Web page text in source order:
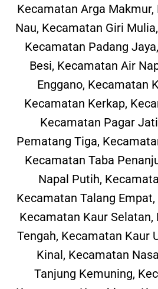
Kecamatan Arga
Nau, Kecamatan Giri
Kecamatan Padang
Besi, Kecamatan Air
Enggano, Kecamatan
Kecamatan Kerkap,
Kecamatan Pagar
Pematang Tiga,
Kecamatan Taba
Napal Putih,
Kecamatan Talang
Kecamatan Kaur
Tengah, Kecamatan Kaur
Kinal, Kecamatan
Tanjung Kemuning,